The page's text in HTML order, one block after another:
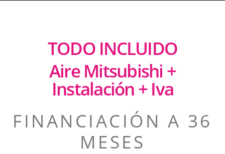
TODO INCLUIDO
Aire Mitsubishi +
Instalación + Iva
FINANCIACIÓN A 36
MESES